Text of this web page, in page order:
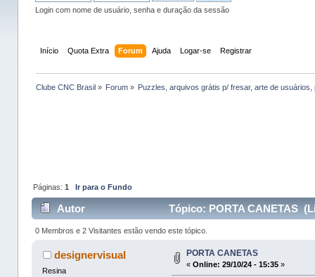
Login com nome de usuário, senha e duração da sessão
Início Quota Extra Forum Ajuda Logar-se Registrar
Clube CNC Brasil» Forum » Puzzles, arquivos grátis p/ fresar, arte de usuários,
Páginas: 1 Ir para o Fundo
Autor Tópico: PORTA CANETAS
0 Membros e 2 Visitantes estão vendo este tópico.
designervisual
Resina
PORTA CANETAS
«Online: 29/10/24 - 15:35 »